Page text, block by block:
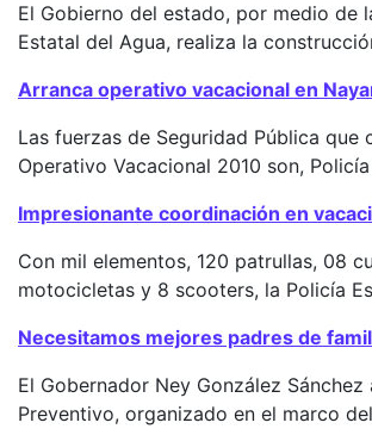
El Gobierno del estado, por medio de
Estatal del Agua, realiza la
Arranca operativo vacacional en
Las fuerzas de Seguridad Pública que
Operativo Vacacional 2010 son,
Impresionante coordinación en
Con mil elementos, 120 patrullas, 08
motocicletas y 8 scooters, la Policía
Necesitamos mejores padres de
El Gobernador Ney González Sánchez
Preventivo, organizado en el marco